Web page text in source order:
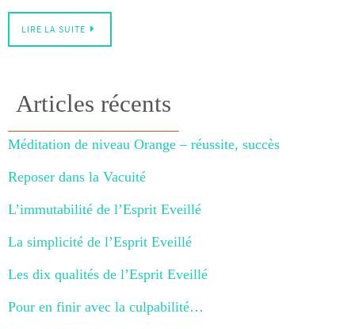
LIRE LA SUITE
Articles récents
Méditation de niveau Orange – réussite, succès
Reposer dans la Vacuité
L’immutabilité de l’Esprit Eveillé
La simplicité de l’Esprit Eveillé
Les dix qualités de l’Esprit Eveillé
Pour en finir avec la culpabilité…